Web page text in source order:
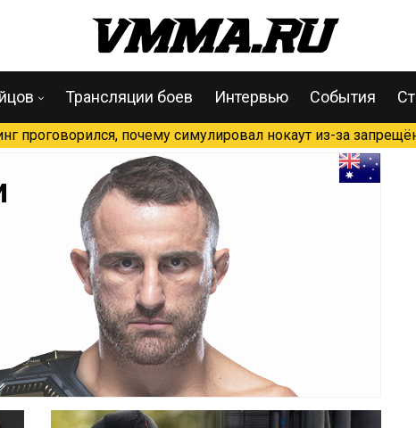
Трансляции боев Интервью События
проговорился, почему симулировал нокаут из-за